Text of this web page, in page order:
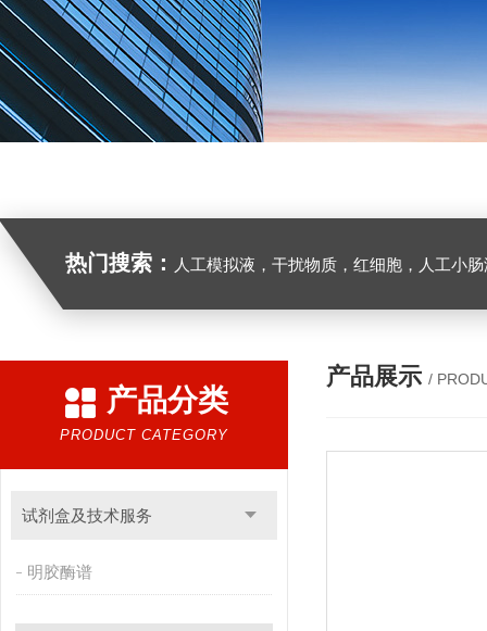
热门搜索： 人工模拟液，干扰物质，红细胞，人工小
产品分类
PRODUCT CATEGORY
试剂盒及技术服务
明胶酶谱
产品展示 /